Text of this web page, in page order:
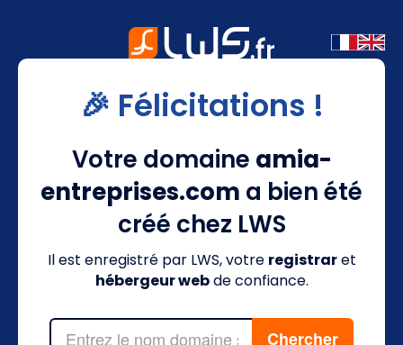
🎉 Félicitations !
Votre domaine amia-
entreprises.com a bien été
créé chez LWS
Il est enregistré par LWS, votre registraret
hébergeur webde confiance.